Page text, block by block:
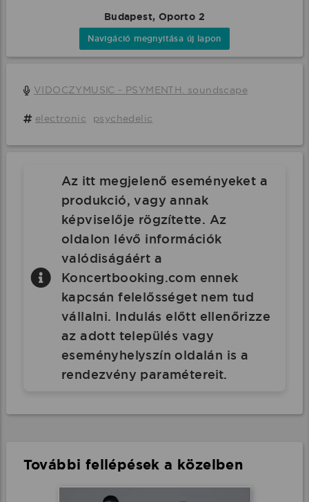
Budapest, Oporto 2
Navigáció megnyitása új lapon
VIDOCZYMUSIC - PSYMENTH. soundscape
electronic psychedelic
Az itt megjelenő eseményeket a
produkció, vagy annak
képviselője rögzítette. Az
oldalon lévő információk
valódiságáért a
Koncertbooking.com ennek
kapcsán felelősséget nem tud
vállalni. Indulás előtt ellenőrizze
az adott település vagy
eseményhelyszín oldalán is a
rendezvény paramétereit.
További fellépések a közelben